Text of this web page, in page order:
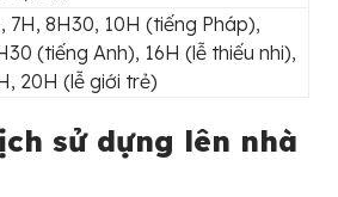
7H, 8H30, 10H (tiếng Pháp),
(tiếng Anh), 16H (lễ thiếu nhi),
20H (lễ giới trẻ)
sử dựng lên nhà